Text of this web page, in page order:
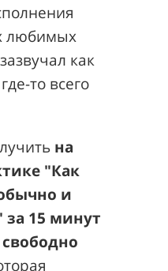
любимых
как
то всего
на
"Как
и
за 15 минут